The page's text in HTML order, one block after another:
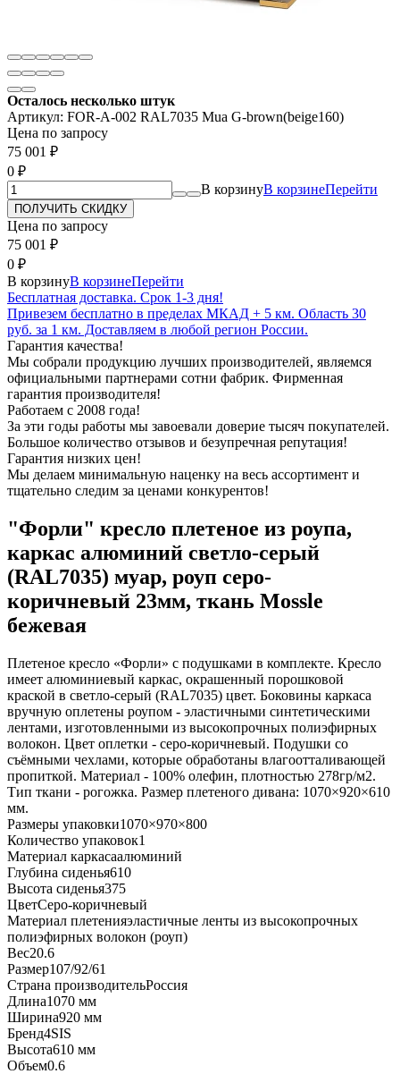
Осталось несколько штук
Артикул: FOR-A-002 RAL7035 Mua G-brown(beige160)
Цена по запросу
75 001 ₽
0 ₽
В корзинуВ корзинеПерейти
Цена по запросу
75 001 ₽
0 ₽
В корзинуВ корзинеПерейти
Бесплатная доставка. Срок 1-3 дня!
Привезем бесплатно в пределах МКАД + 5 км. Область 30
руб. за 1 км. Доставляем в любой регион России.
Гарантия качества!
Мы собрали продукцию лучших производителей, являемся
официальными партнерами сотни фабрик. Фирменная
гарантия производителя!
Работаем с 2008 года!
За эти годы работы мы завоевали доверие тысяч покупателей.
Большое количество отзывов и безупречная репутация!
Гарантия низких цен!
Мы делаем минимальную наценку на весь ассортимент и
тщательно следим за ценами конкурентов!
"Форли" кресло плетеное из роупа,
каркас алюминий светло-серый
(RAL7035) муар, роуп серо-
коричневый 23мм, ткань Mossle
бежевая
Плетеное кресло «Форли» с подушками в комплекте. Кресло
имеет алюминиевый каркас, окрашенный порошковой
краской в светло-серый (RAL7035) цвет. Боковины каркаса
вручную оплетены роупом - эластичными синтетическими
лентами, изготовленными из высокопрочных полиэфирных
волокон. Цвет оплетки - серо-коричневый. Подушки со
съёмными чехлами, которые обработаны влагоотталивающей
пропиткой. Материал - 100% олефин, плотностью 278гр/м2.
Тип ткани - рогожка. Размер плетеного дивана: 1070×920×610
мм.
Размеры упаковки1070×970×800
Количество упаковок1
Материал каркасаалюминий
Глубина сиденья610
Высота сиденья375
ЦветСеро-коричневый
Материал плетенияэластичные ленты из высокопрочных
полиэфирных волокон (роуп)
Вес20.6
Размер107/92/61
Страна производительРоссия
Длина1070 мм
Ширина920 мм
Бренд4SIS
Высота610 мм
Объем0.6